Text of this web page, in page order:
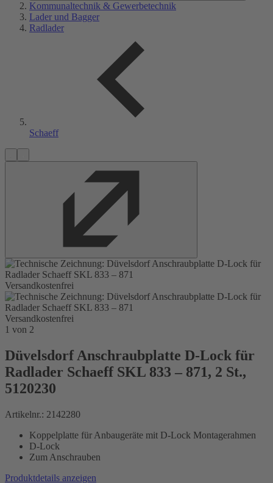
Kommunaltechnik & Gewerbetechnik
Lader und Bagger
Radlader
Schaeff
Versandkostenfrei
Versandkostenfrei
1 von 2
Düvelsdorf Anschraubplatte D-Lock für
Radlader Schaeff SKL 833 – 871, 2 St.,
5120230
Artikelnr.: 2142280
Koppelplatte für Anbaugeräte mit D-Lock Montagerahmen
D-Lock
Zum Anschrauben
Produktdetails anzeigen